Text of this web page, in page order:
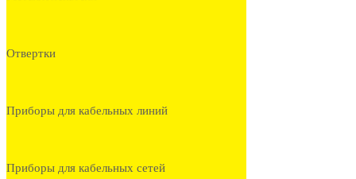
Отвертки
Приборы для кабельных линий
Приборы для кабельных сетей